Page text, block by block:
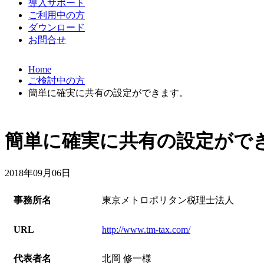
導入サポート
ご利用中の方
ダウンロード
お問合せ
Home
ご検討中の方
簡単に確実に共有の設定ができます。
簡単に確実に共有の設定がで
2018年09月06日
事務所名 東京メトロポリタン税理士法人
URL http://www.tm-tax.com/
代表者名 北岡 修一様